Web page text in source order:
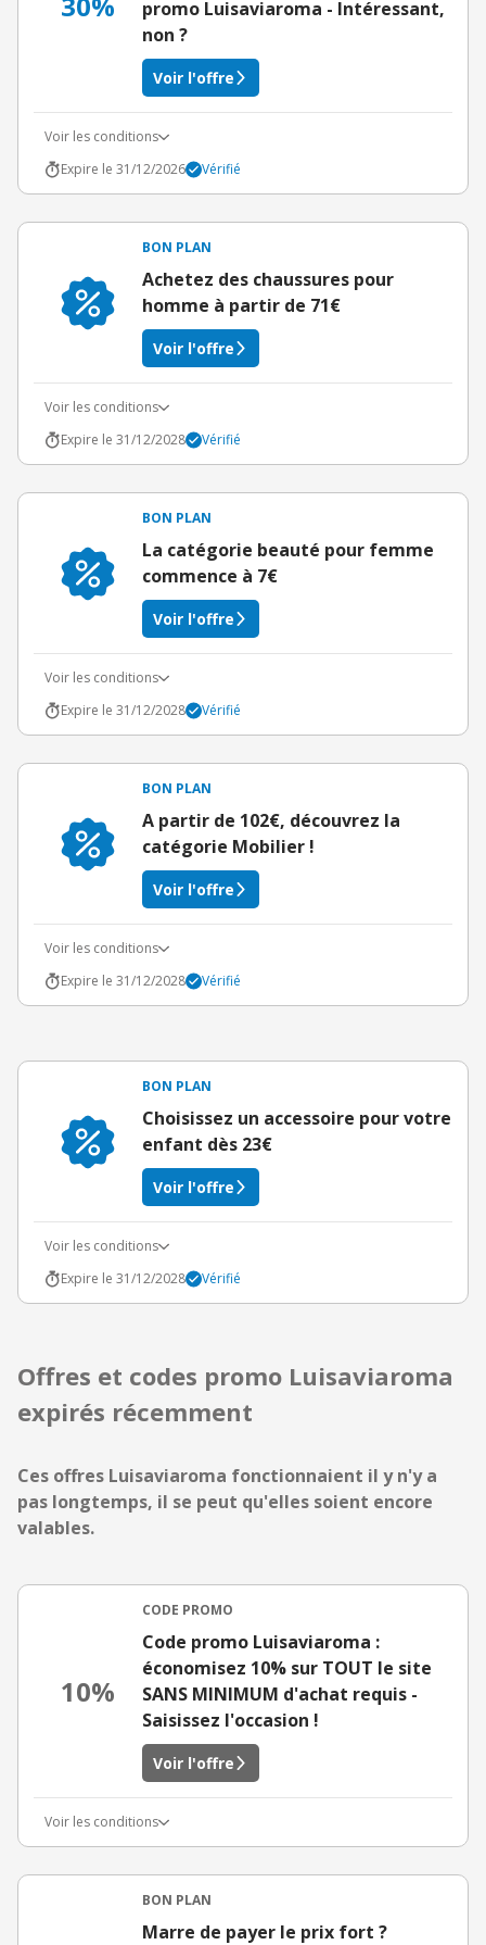
promo Luisaviaroma - Intéressant,
non ?
Voir l'offre
Voir les conditions
Expire le 31/12/2026
Vérifié
BON PLAN
Achetez des chaussures pour
homme à partir de 71€
Voir l'offre
Voir les conditions
Expire le 31/12/2028
Vérifié
BON PLAN
La catégorie beauté pour femme
commence à 7€
Voir l'offre
Voir les conditions
Expire le 31/12/2028
Vérifié
BON PLAN
A partir de 102€, découvrez la
catégorie Mobilier !
Voir l'offre
Voir les conditions
Expire le 31/12/2028
Vérifié
BON PLAN
Choisissez un accessoire pour votre
enfant dès 23€
Voir l'offre
Voir les conditions
Expire le 31/12/2028
Vérifié
Offres et codes promo Luisaviaroma
expirés récemment
Ces offres Luisaviaroma fonctionnaient il y n'y a
pas longtemps, il se peut qu'elles soient encore
valables.
10%
CODE PROMO
Code promo Luisaviaroma :
économisez 10% sur TOUT le site
SANS MINIMUM d'achat requis -
Saisissez l'occasion !
Voir l'offre
Voir les conditions
BON PLAN
Marre de payer le prix fort ?